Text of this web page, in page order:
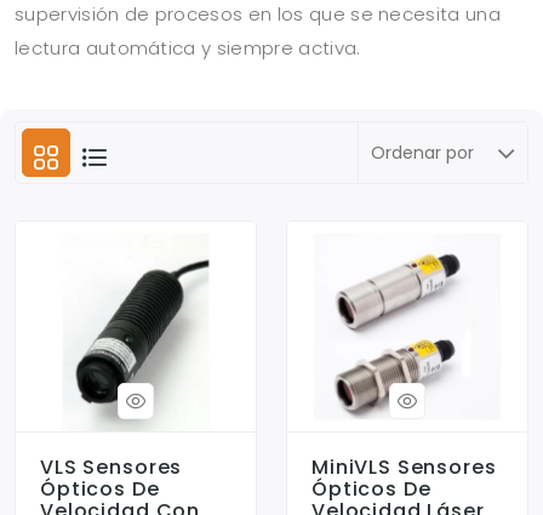
supervisión de procesos en los que se necesita una
lectura automática y siempre activa.
VLS Sensores
Ópticos De
MiniVLS Sensores
Ópticos De